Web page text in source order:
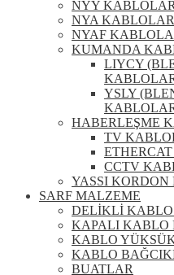
NYY KABLOLAR
NYA KABLOLAR
NYAF
KUMANDA
LIYCY
YSLY
HABERLEŞME
TV
CCTV
YASSI
SARF MALZEME
DELİKLİ
KAPALI
KABLO
KABLO
BUATLAR